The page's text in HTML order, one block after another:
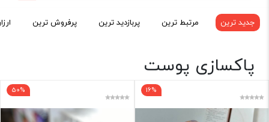
دسته بندی
سالنی و ارایشگاهی
برند
جدید ترین مرتبط ترین پربازدید ترین پرفروش ترین
پاکسازی پوست
16%
50%